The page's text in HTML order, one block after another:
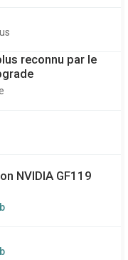
reconnu par le
NVIDIA GF119